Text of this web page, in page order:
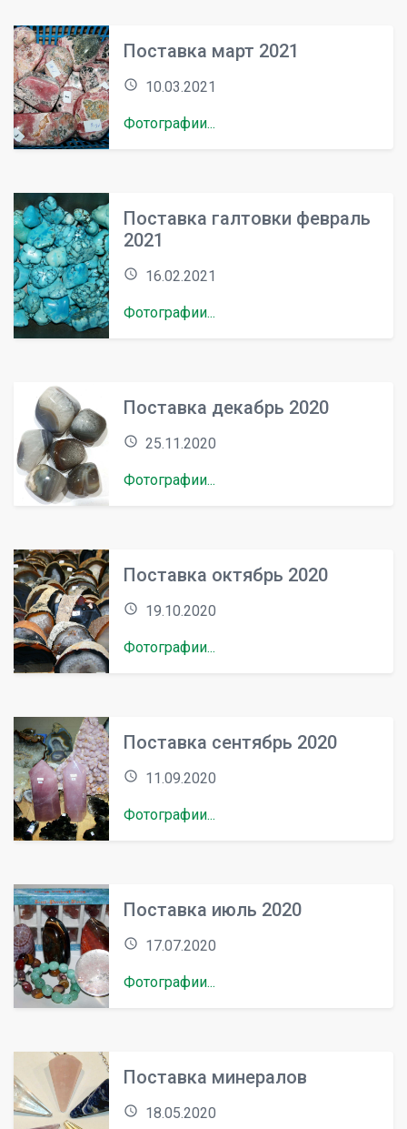
Поставка март 2021
access_time 10.03.2021
Фотографии...
Поставка галтовки февраль
2021
access_time 16.02.2021
Фотографии...
Поставка декабрь 2020
access_time 25.11.2020
Фотографии...
Поставка октябрь 2020
access_time 19.10.2020
Фотографии...
Поставка сентябрь 2020
access_time 11.09.2020
Фотографии...
Поставка июль 2020
access_time 17.07.2020
Фотографии...
Поставка минералов
access_time 18.05.2020